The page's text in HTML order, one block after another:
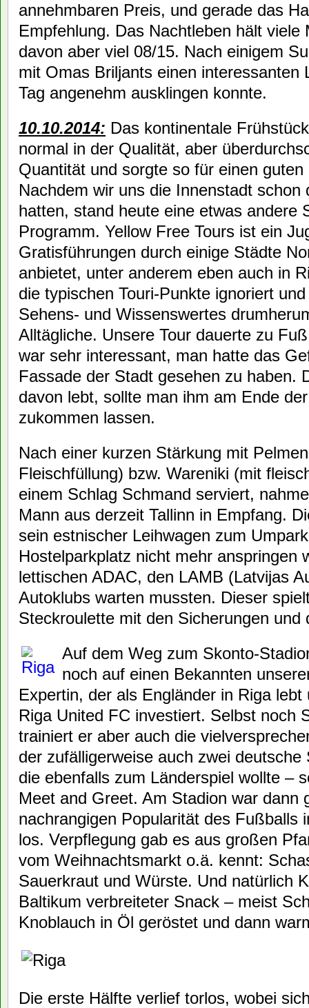
annehmbaren Preis, und gerade das
Empfehlung. Das Nachtleben hält viele
davon aber viel 08/15. Nach einigem
mit Omas Briljants einen interessanten
Tag angenehm ausklingen konnte.
10.10.2014: Das kontinentale
normal in der Qualität, aber
Quantität und sorgte so für einen
Nachdem wir uns die Innenstadt schon
hatten, stand heute eine etwas andere
Programm. Yellow Free Tours ist ein
Gratisführungen durch einige Städte
anbietet, unter anderem eben auch in
die typischen Touri-Punkte ignoriert
Sehens- und Wissenswertes
Alltägliche. Unsere Tour dauerte zu
war sehr interessant, man hatte das
Fassade der Stadt gesehen zu haben.
davon lebt, sollte man ihm am Ende
zukommen lassen.
Nach einer kurzen Stärkung mit
Fleischfüllung) bzw. Wareniki (mit
einem Schlag Schmand serviert,
Mann aus derzeit Tallinn in Empfang.
sein estnischer Leihwagen zum
Hostelparkplatz nicht mehr anspringen
lettischen ADAC, den LAMB (Latvijas
Autoklubs warten mussten. Dieser
Steckroulette mit den Sicherungen und
Auf dem Weg zum Skonto-
noch auf einen Bekannten
Expertin, der als Engländer in Riga
Riga United FC investiert. Selbst noch
trainiert er aber auch die
der zufälligerweise auch zwei
die ebenfalls zum Länderspiel wollte –
Meet and Greet. Am Stadion war dann
nachrangigen Popularität des Fußballs
los. Verpflegung gab es aus großen
vom Weihnachtsmarkt o.ä. kennt:
Sauerkraut und Würste. Und natürlich
Baltikum verbreiteter Snack – meist
Knoblauch in Öl geröstet und dann
Die erste Hälfte verlief torlos, wobei